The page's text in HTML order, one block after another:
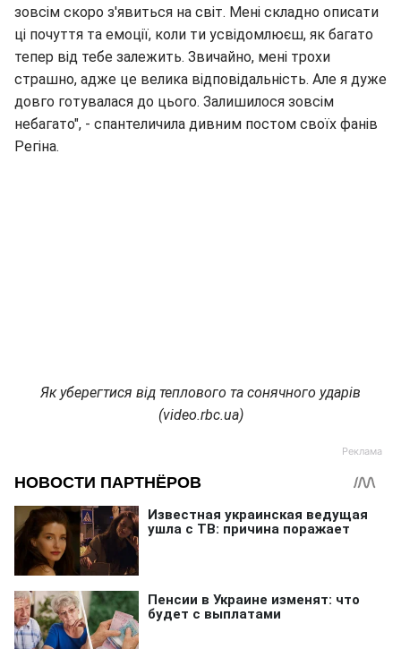
зовсім скоро з'явиться на світ. Мені складно описати
ці почуття та емоції, коли ти усвідомлюєш, як багато
тепер від тебе залежить. Звичайно, мені трохи
страшно, адже це велика відповідальність. Але я дуже
довго готувалася до цього. Залишилося зовсім
небагато", - спантеличила дивним постом своїх фанів
Регіна.
Як уберегтися від теплового та сонячного ударів
(video.rbc.ua)